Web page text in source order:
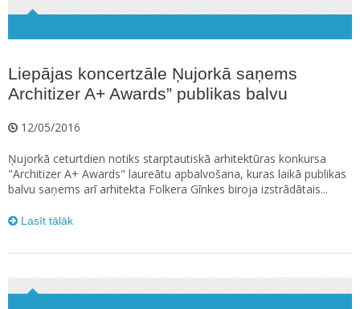
Liepājas koncertzāle Ņujorkā saņems
Architizer A+ Awards” publikas balvu
12/05/2016
Ņujorkā ceturtdien notiks starptautiskā arhitektūras konkursa
"Architizer A+ Awards" laureātu apbalvošana, kuras laikā publikas
balvu saņems arī arhitekta Folkera Gīnkes biroja izstrādātais...
Lasīt tālāk